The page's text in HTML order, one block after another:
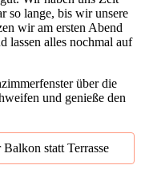
so lange, bis wir unsere
wir am ersten Abend
lassen alles nochmal auf
über die
und genieße den
statt Terrasse